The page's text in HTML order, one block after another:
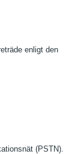
enligt den
(PSTN).